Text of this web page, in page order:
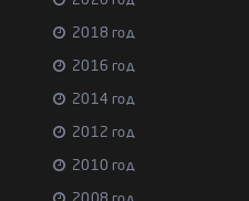
2018 год
2016 год
2014 год
2012 год
2010 год